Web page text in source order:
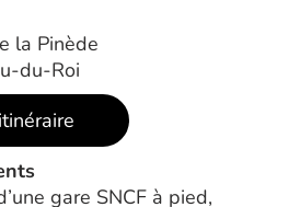
la Pinède
du-Roi
gare SNCF à pied,